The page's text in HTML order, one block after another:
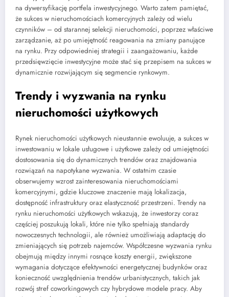
na dywersyfikację portfela inwestycyjnego. Warto zatem pamiętać,
że sukces w nieruchomościach komercyjnych zależy od wielu
czynników – od starannej selekcji nieruchomości, poprzez właściwe
zarządzanie, aż po umiejętność reagowania na zmiany panujące
na rynku. Przy odpowiedniej strategii i zaangażowaniu, każde
przedsięwzięcie inwestycyjne może stać się przepisem na sukces w
dynamicznie rozwijającym się segmencie rynkowym.
Trendy i wyzwania na rynku
nieruchomości użytkowych
Rynek nieruchomości użytkowych nieustannie ewoluuje, a sukces w
inwestowaniu w lokale usługowe i użytkowe zależy od umiejętności
dostosowania się do dynamicznych trendów oraz znajdowania
rozwiązań na napotykane wyzwania. W ostatnim czasie
obserwujemy wzrost zainteresowania nieruchomościami
komercyjnymi, gdzie kluczowe znaczenie mają lokalizacja,
dostępność infrastruktury oraz elastyczność przestrzeni. Trendy na
rynku nieruchomości użytkowych wskazują, że inwestorzy coraz
częściej poszukują lokali, które nie tylko spełniają standardy
nowoczesnych technologii, ale również umożliwiają adaptację do
zmieniających się potrzeb najemców. Współczesne wyzwania rynku
obejmują między innymi rosnące koszty energii, zwiększone
wymagania dotyczące efektywności energetycznej budynków oraz
konieczność uwzględnienia trendów urbanistycznych, takich jak
rozwój stref coworkingowych czy hybrydowe modele pracy. Aby